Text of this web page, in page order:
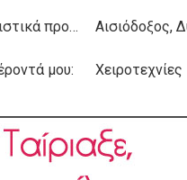
Χαρακτηριστικά προσωπικότητας: Αισιόδοξος,
μου: Χειροτεχνίες